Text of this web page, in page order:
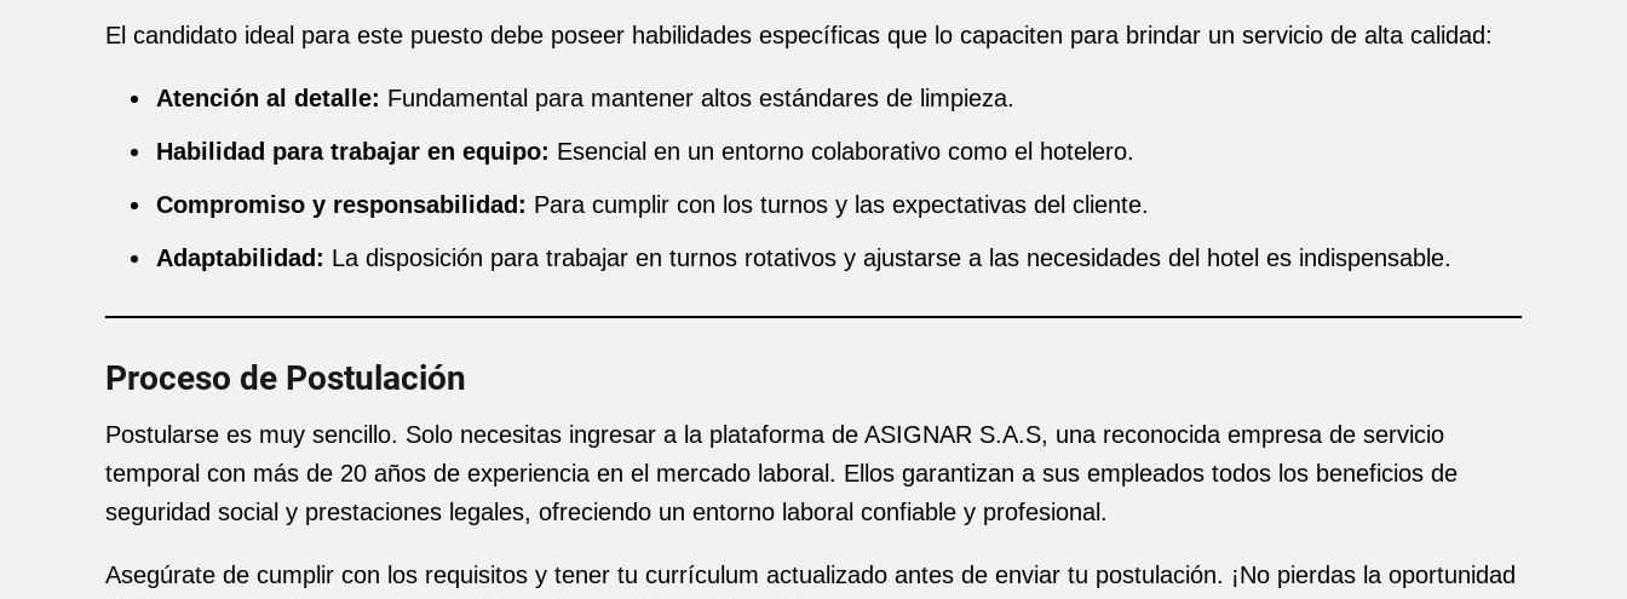
El candidato ideal para este puesto debe poseer habilidades específicas que lo capaciten para brindar un servicio de alta calidad:
Atención al detalle: Fundamental para mantener altos estándares de limpieza.
Habilidad para trabajar en equipo: Esencial en un entorno colaborativo como el hotelero.
Compromiso y responsabilidad: Para cumplir con los turnos y las expectativas del cliente.
Adaptabilidad: La disposición para trabajar en turnos rotativos y ajustarse a las necesidades del hotel es indispensable.
Proceso de Postulación
Postularse es muy sencillo. Solo necesitas ingresar a la plataforma de ASIGNAR S.A.S, una reconocida empresa de servicio
temporal con más de 20 años de experiencia en el mercado laboral. Ellos garantizan a sus empleados todos los beneficios de
seguridad social y prestaciones legales, ofreciendo un entorno laboral confiable y profesional.
Asegúrate de cumplir con los requisitos y tener tu currículum actualizado antes de enviar tu postulación. ¡No pierdas la oportunidad